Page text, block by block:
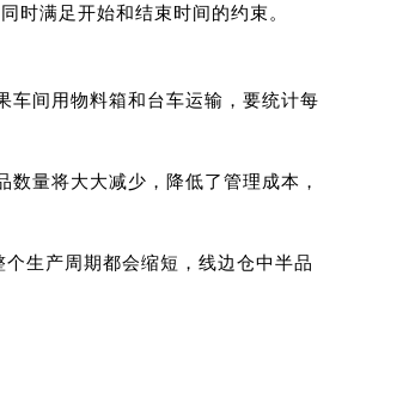
时满足开始和结束时间的约束。
车间用物料箱和台车运输，要统计每
量将大大减少，降低了管理成本，
生产周期都会缩短，线边仓中半品